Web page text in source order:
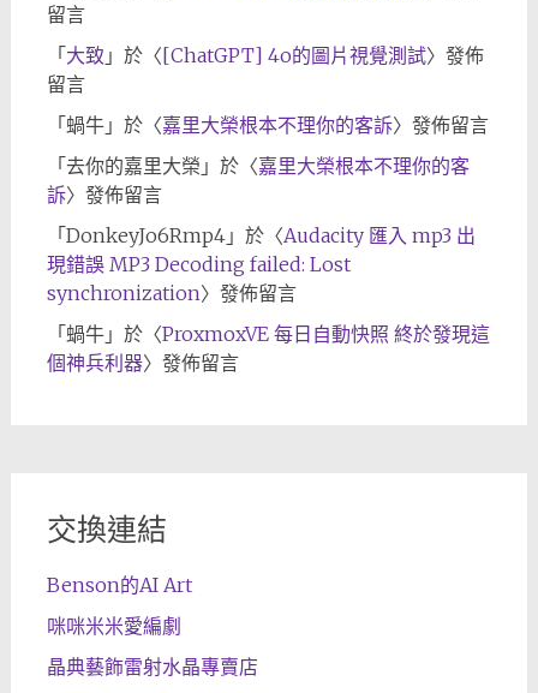
留言
「大致 」於〈[ChatGPT] 4o的圖片視覺測試〉發佈
留言
「蝸牛」於〈嘉里大榮根本不理你的客訴〉發佈留言
「去你的嘉里大榮 」於〈嘉里大榮根本不理你的客
訴〉發佈留言
「DonkeyJo6Rmp4」於〈Audacity 匯入 mp3 出
現錯誤 MP3 Decoding failed: Lost
synchronization〉發佈留言
「蝸牛」於〈ProxmoxVE 每日自動快照 終於發現這
個神兵利器〉發佈留言
交換連結
Benson的AI Art
咪咪米米愛編劇
晶典藝飾雷射水晶專賣店